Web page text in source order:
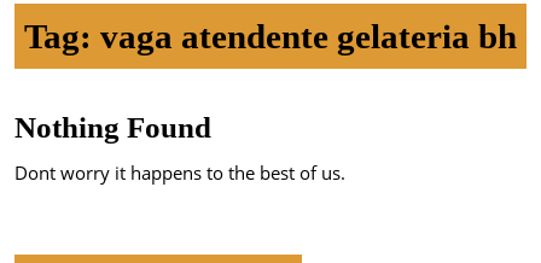
Tag: vaga atendente gelateria bh
Nothing Found
Dont worry it happens to the best of us.